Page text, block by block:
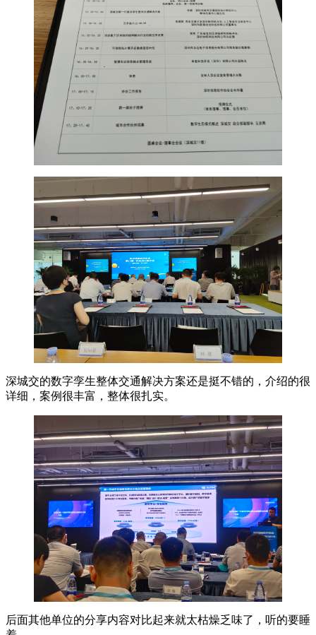
深城交的数字孪生整体交通解决方案还是挺不错的，介绍的很
详细，案例很丰富，整体很扎实。
后面其他单位的分享内容对比起来就太枯燥乏味了，听的要睡